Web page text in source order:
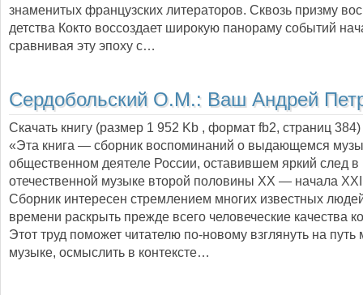
знаменитых французских литераторов. Сквозь призму
детства Кокто воссоздает широкую панораму событий
сравнивая эту эпоху с…
Сердобольский О.М.: Ваш Андрей
Скачать книгу (размер 1 952 Kb , формат fb2, страниц 384
«Эта книга — сборник воспоминаний о выдающемся
общественном деятеле России, оставившем яркий след в
отечественной музыке второй половины XX — начала
Сборник интересен стремлением многих известных
времени раскрыть прежде всего человеческие качества
Этот труд поможет читателю по-новому взглянуть на путь
музыке, осмыслить в контексте…